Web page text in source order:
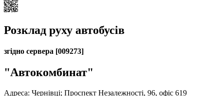
Розклад руху автобусів
згідно сервера [009273]
"Автокомбинат"
Адреса: Чернівці; Проспект Незалежності, 96, офіс 619